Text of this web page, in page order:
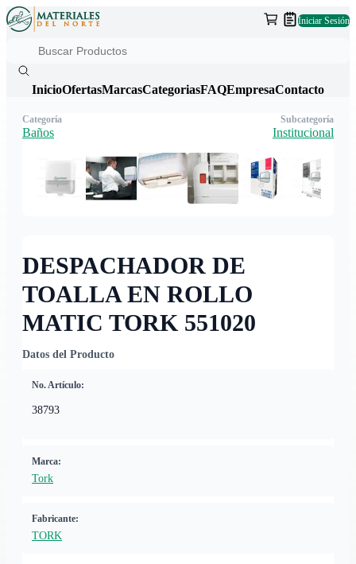
Iniciar Sesión
InicioOfertasMarcasCategoriasFAQEmpresaContacto
DESPACHADOR DE
TOALLA EN ROLLO
MATIC TORK 551020
Datos del Producto
No. Artículo:
38793
Marca:
Tork
Fabricante:
TORK
Categoría
Baños
Subcategoría
Institucional